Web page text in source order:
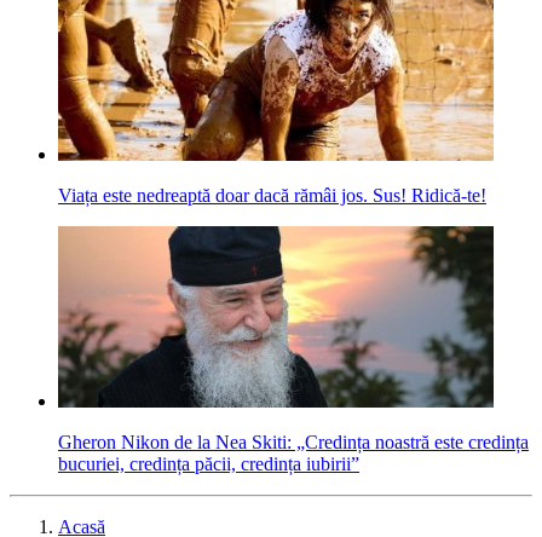
Viața este nedreaptă doar dacă rămâi jos. Sus! Ridică-te!
Gheron Nikon de la Nea Skiti: „Credința noastră este credința
bucuriei, credința păcii, credința iubirii”
Acasă